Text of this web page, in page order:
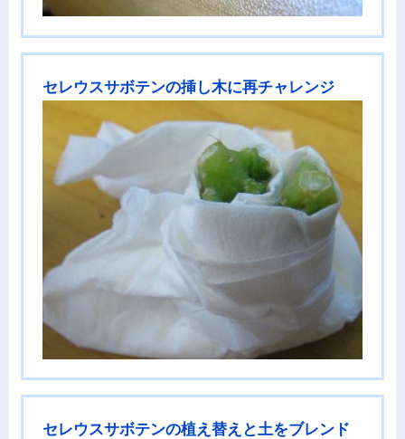
セレウスサボテンの挿し木に再チャレンジ
セレウスサボテンの植え替えと土をブレンド